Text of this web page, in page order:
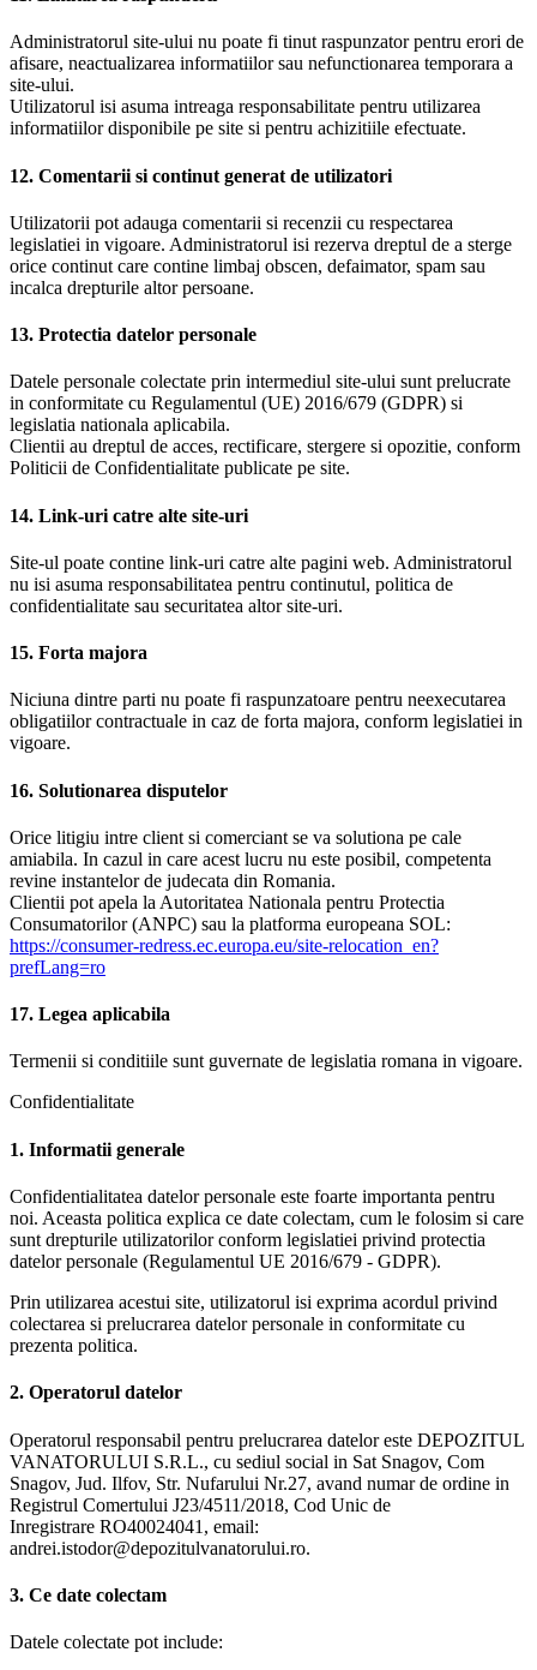
Administratorul site-ului nu poate fi tinut raspunzator pentru erori de
afisare, neactualizarea informatiilor sau nefunctionarea temporara a
site-ului.
Utilizatorul isi asuma intreaga responsabilitate pentru utilizarea
informatiilor disponibile pe site si pentru achizitiile efectuate.
12. Comentarii si continut generat de utilizatori
Utilizatorii pot adauga comentarii si recenzii cu respectarea
legislatiei in vigoare. Administratorul isi rezerva dreptul de a sterge
orice continut care contine limbaj obscen, defaimator, spam sau
incalca drepturile altor persoane.
13. Protectia datelor personale
Datele personale colectate prin intermediul site-ului sunt prelucrate
in conformitate cu Regulamentul (UE) 2016/679 (GDPR) si
legislatia nationala aplicabila.
Clientii au dreptul de acces, rectificare, stergere si opozitie, conform
Politicii de Confidentialitate publicate pe site.
14. Link-uri catre alte site-uri
Site-ul poate contine link-uri catre alte pagini web. Administratorul
nu isi asuma responsabilitatea pentru continutul, politica de
confidentialitate sau securitatea altor site-uri.
15. Forta majora
Niciuna dintre parti nu poate fi raspunzatoare pentru neexecutarea
obligatiilor contractuale in caz de forta majora, conform legislatiei in
vigoare.
16. Solutionarea disputelor
Orice litigiu intre client si comerciant se va solutiona pe cale
amiabila. In cazul in care acest lucru nu este posibil, competenta
revine instantelor de judecata din Romania.
Clientii pot apela la Autoritatea Nationala pentru Protectia
Consumatorilor (ANPC) sau la platforma europeana SOL:
https://consumer-redress.ec.europa.eu/site-relocation_en?
prefLang=ro
17. Legea aplicabila
Termenii si conditiile sunt guvernate de legislatia romana in vigoare.
Confidentialitate
1. Informatii generale
Confidentialitatea datelor personale este foarte importanta pentru
noi. Aceasta politica explica ce date colectam, cum le folosim si care
sunt drepturile utilizatorilor conform legislatiei privind protectia
datelor personale (Regulamentul UE 2016/679 - GDPR).
Prin utilizarea acestui site, utilizatorul isi exprima acordul privind
colectarea si prelucrarea datelor personale in conformitate cu
prezenta politica.
2. Operatorul datelor
Operatorul responsabil pentru prelucrarea datelor este DEPOZITUL
VANATORULUI S.R.L., cu sediul social in Sat Snagov, Com
Snagov, Jud. Ilfov, Str. Nufarului Nr.27, avand numar de ordine in
Registrul Comertului J23/4511/2018, Cod Unic de
Inregistrare RO40024041, email:
andrei.istodor@depozitulvanatorului.ro.
3. Ce date colectam
Datele colectate pot include: